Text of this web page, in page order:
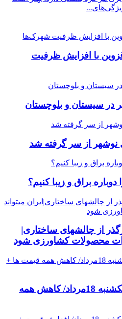
با افزایش ظرفیت
نوشهر از سر گرفته شد
براق و زیبا کنیم؟
از چالشهای ساختاری|
محصولات کشاورزی شود
قیمت طلا و سکه امروز یکشنبه 18مرداد/ کاهش همه